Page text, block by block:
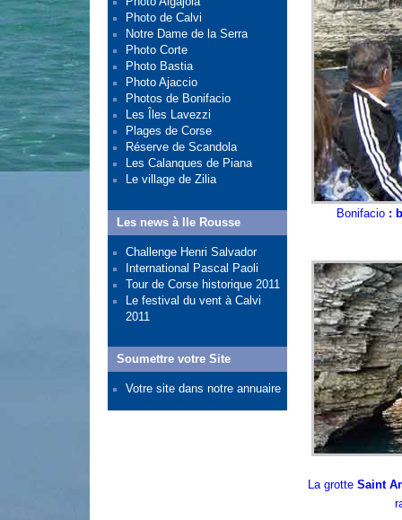
Bonifacio:
La grotte Saint
Photo de Calvi
Notre Dame de la Serra
Photo Corte
Photo Bastia
Photo Ajaccio
Photos de Bonifacio
Les Îles Lavezzi
Plages de Corse
Réserve de Scandola
Les Calanques de Piana
Le village de Zilia
Les news à Ile Rousse
Challenge Henri Salvador
International Pascal Paoli
Tour de Corse historique 2011
Le festival du vent à Calvi
2011
Soumettre votre Site
Votre site dans notre annuaire